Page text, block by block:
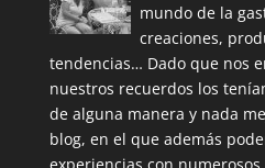
mundo de la
creaciones,
tendencias… Dado que nos
nuestros recuerdos los
de alguna manera y nada
blog, en el que además
experiencias con